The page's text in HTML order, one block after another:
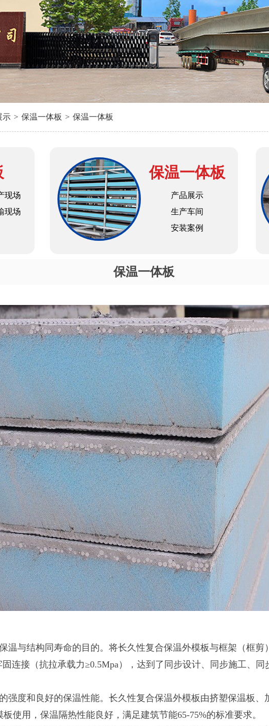
示 > 保温一体板 > 保温一体板
现场
现场
保温一体板
产品展示
生产车间
安装案例
保温一体板
温与结构同寿命的目的。将长久性复合保温外模板与框架（框
连接（抗拉承载力≥0.5Mpa），达到了同步设计、同步施工、
强度和良好的保温性能。长久性复合保温外模板由挤塑保温板
使用，保温隔热性能良好，满足建筑节能65-75%的标准要求。